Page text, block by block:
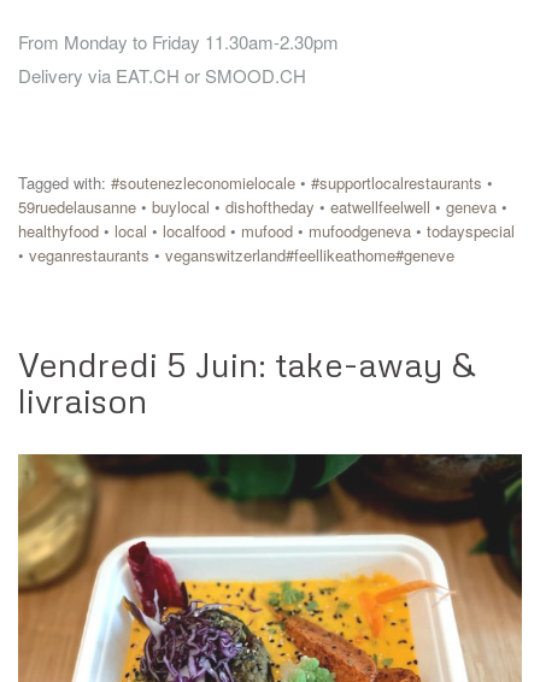
From Monday to Friday 11.30am-2.30pm
Delivery via EAT.CH or SMOOD.CH
Tagged with: #soutenezleconomielocale • #supportlocalrestaurants •
59ruedelausanne • buylocal • dishoftheday • eatwellfeelwell • geneva •
healthyfood • local • localfood • mufood • mufoodgeneva • todayspecial
• veganrestaurants • veganswitzerland#feellikeathome#geneve
Vendredi 5 Juin: take-away &
livraison